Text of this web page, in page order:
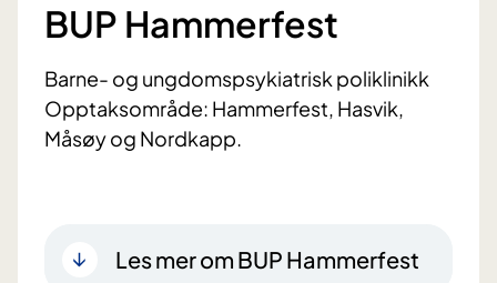
BUP Hammerfest
Barne- og ungdomspsykiatrisk poliklinikk
Opptaksområde: Hammerfest, Hasvik,
Måsøy og Nordkapp.
Les mer om BUP Hammerfest